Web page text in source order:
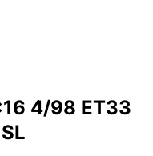
4/98 ET33